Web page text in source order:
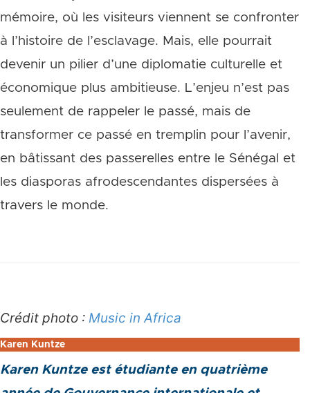
mémoire, où les visiteurs viennent se confronter
à l’histoire de l’esclavage. Mais, elle pourrait
devenir un pilier d’une diplomatie culturelle et
économique plus ambitieuse. L’enjeu n’est pas
seulement de rappeler le passé, mais de
transformer ce passé en tremplin pour l’avenir,
en bâtissant des passerelles entre le Sénégal et
les diasporas afrodescendantes dispersées à
travers le monde.
Crédit photo : Music in Africa
Karen Kuntze
Karen Kuntze est étudiante en quatrième